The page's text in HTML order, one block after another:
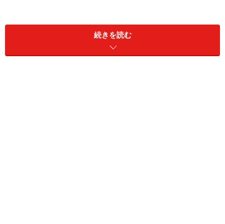
2008年の流行語大賞にもノミネートされ、現在も相変わ
らず話題のフレーズ「婚活」。様々なメディアで婚活特
続きを読む